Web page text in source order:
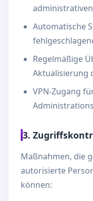
Automatische
Regelmäßige
Aktualisierung
VPN-Zugang
3.
Maßnahmen, die
autorisierte
können: